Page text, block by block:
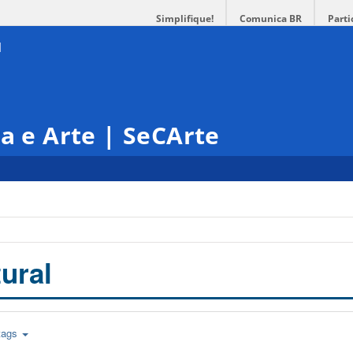
Simplifique! Comunica BR
e Arte | SeCArte